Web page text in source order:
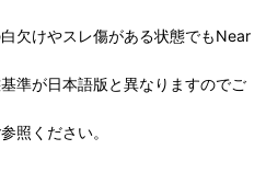
欠けやスレ傷がある状態でもNear
準が日本語版と異なりますのでご
照ください。